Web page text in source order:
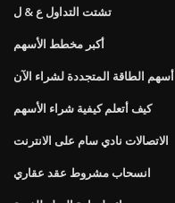
تشتت التداول ع & ل
أكبر مخطط الأسهم
أسهم الطاقة المتجددة لشراء الآن
كيف أتعلم كيفية شراء الأسهم
الاتصالات نادي سام على الانترنت
انسحاب مشروط عقد عقاري